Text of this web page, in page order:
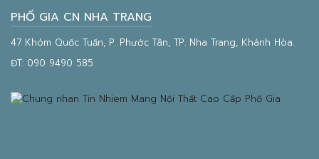
PHỐ GIA CN NHA TRANG
47 Khóm Quốc Tuấn, P. Phước Tân, TP. Nha Trang, Khánh Hòa.
ĐT: 090 9490 585